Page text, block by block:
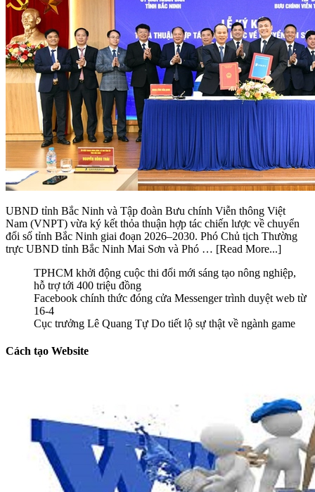
UBND tỉnh Bắc Ninh và Tập đoàn Bưu chính Viễn thông Việt
Nam (VNPT) vừa ký kết thỏa thuận hợp tác chiến lược về chuyển
đổi số tỉnh Bắc Ninh giai đoạn 2026–2030. Phó Chủ tịch Thường
trực UBND tỉnh Bắc Ninh Mai Sơn và Phó … [Read More...]
TPHCM khởi động cuộc thi đổi mới sáng tạo nông nghiệp,
hỗ trợ tới 400 triệu đồng
Facebook chính thức đóng cửa Messenger trình duyệt web từ
16-4
Cục trưởng Lê Quang Tự Do tiết lộ sự thật về ngành game
Cách tạo Website